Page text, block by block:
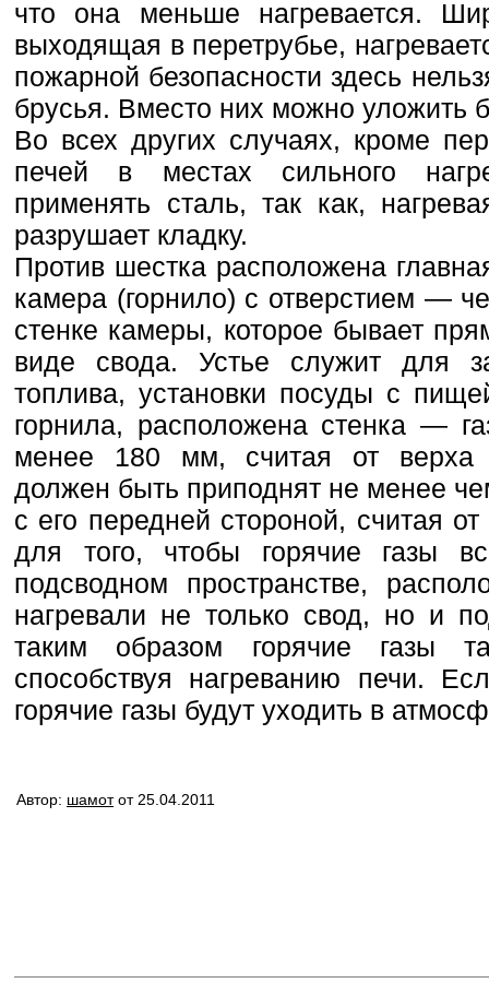
что она меньше нагревается.
выходящая в перетрубье,
пожарной безопасности здесь
брусья. Вместо них можно уложить
Во всех других случаях, кроме
печей в местах сильного
применять сталь, так как,
разрушает кладку.
Против шестка расположена
камера (горнило) с отверстием —
стенке камеры, которое бывает
виде свода. Устье служит для
топлива, установки посуды с
горнила, расположена стенка —
менее 180 мм, считая от верха
должен быть приподнят не менее
с его передней стороной, считая
для того, чтобы горячие газы
подсводном пространстве,
нагревали не только свод, но и
таким образом горячие газы
способствуя нагреванию печи.
горячие газы будут уходить в
Автор: шамотот 25.04.2011